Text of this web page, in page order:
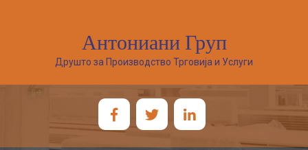
Антониани Груп
Друшто за Производство Трговија и Услуги